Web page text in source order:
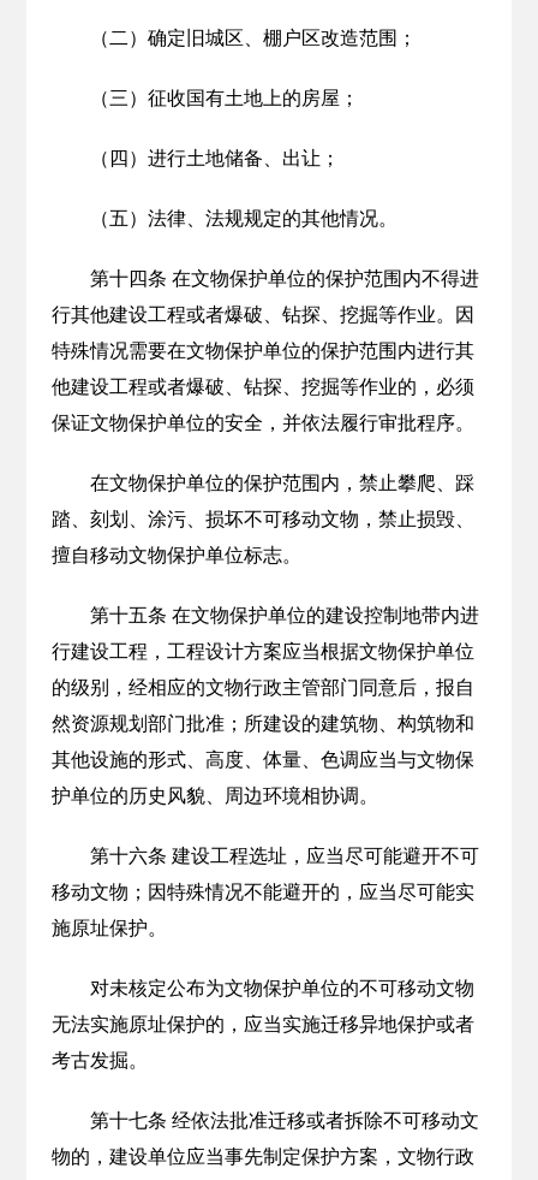
（二）确定旧城区、棚户区改造范围；
（三）征收国有土地上的房屋；
（四）进行土地储备、出让；
（五）法律、法规规定的其他情况。
第十四条 在文物保护单位的保护范围内不得进
行其他建设工程或者爆破、钻探、挖掘等作业。因
特殊情况需要在文物保护单位的保护范围内进行其
他建设工程或者爆破、钻探、挖掘等作业的，必须
保证文物保护单位的安全，并依法履行审批程序。
在文物保护单位的保护范围内，禁止攀爬、踩
踏、刻划、涂污、损坏不可移动文物，禁止损毁、
擅自移动文物保护单位标志。
第十五条 在文物保护单位的建设控制地带内进
行建设工程，工程设计方案应当根据文物保护单位
的级别，经相应的文物行政主管部门同意后，报自
然资源规划部门批准；所建设的建筑物、构筑物和
其他设施的形式、高度、体量、色调应当与文物保
护单位的历史风貌、周边环境相协调。
第十六条 建设工程选址，应当尽可能避开不可
移动文物；因特殊情况不能避开的，应当尽可能实
施原址保护。
对未核定公布为文物保护单位的不可移动文物
无法实施原址保护的，应当实施迁移异地保护或者
考古发掘。
第十七条 经依法批准迁移或者拆除不可移动文
物的，建设单位应当事先制定保护方案，文物行政